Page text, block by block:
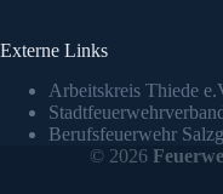
Externe Links
Arbeitskreis Thiede
Berufsfeuerwehr
© 2026